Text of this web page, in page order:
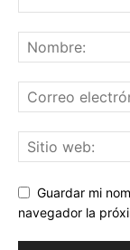
Guardar mi
navegador la